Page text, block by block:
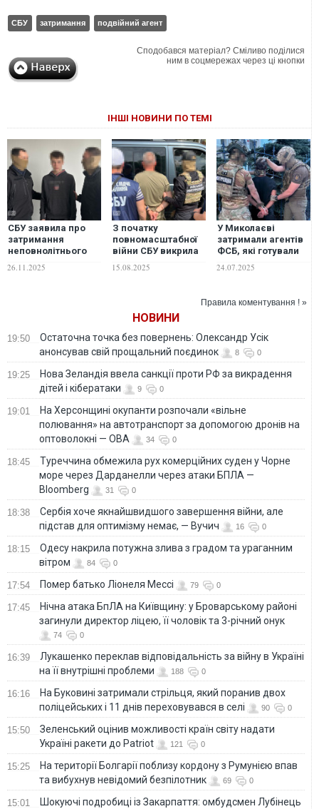
СБУ затримання подвійний агент
Сподобався матеріал? Сміливо поділися
ним в соцмережах через ці кнопки
ІНШІ НОВИНИ ПО ТЕМІ
СБУ заявила про
затримання
неповнолітнього
агента РФ за
подвійний теракт у
26.11.2025
З початку
повномасштабної
війни СБУ викрила
52
військовослужбовців
15.08.2025
У Миколаєві
затримали агентів
ФСБ, які готували
подвійний теракт
біля ТЦК. ФОТО
24.07.2025
Правила коментування ! »
НОВИНИ
19:50
Остаточна точка без повернень: Олександр Усік
анонсував свій прощальний поєдинок
8 0
19:25
Нова Зеландія ввела санкції проти РФ за викрадення
дітей і кібератаки
9 0
19:01
На Херсонщині окупанти розпочали «вільне
полювання» на автотранспорт за допомогою дронів на
оптоволокні — ОВА
34 0
18:45
Туреччина обмежила рух комерційних суден у Чорне
море через Дарданелли через атаки БПЛА —
Bloomberg
31 0
18:38
Сербія хоче якнайшвидшого завершення війни, але
підстав для оптимізму немає, — Вучич
16 0
18:15
Одесу накрила потужна злива з градом та ураганним
вітром
84 0
17:54 Помер батько Ліонеля Мессі 79 0
17:45
Нічна атака БпЛА на Київщину: у Броварському районі
загинули директор ліцею, її чоловік та 3-річний онук
74 0
16:39
Лукашенко переклав відповідальність за війну в Україні
на її внутрішні проблеми
188 0
16:16
На Буковині затримали стрільця, який поранив двох
поліцейських і 11 днів переховувався в селі
90 0
15:50
Зеленський оцінив можливості країн світу надати
Україні ракети до Patriot
121 0
15:25
На території Болгарії поблизу кордону з Румунією впав
та вибухнув невідомий безпілотник
69 0
15:01 Шокуючі подробиці із Закарпаття: омбудсмен Лубінець